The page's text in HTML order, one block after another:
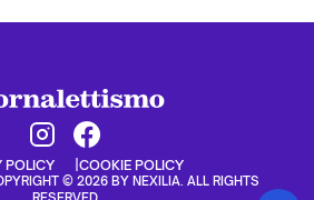
POLICY COOKIE POLICY
© 2026 BY NEXILIA. ALL RIGHTS